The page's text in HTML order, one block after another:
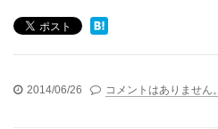
2014/06/26 コメントはありません。